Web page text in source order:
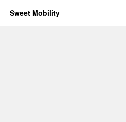
Sweet Mobility